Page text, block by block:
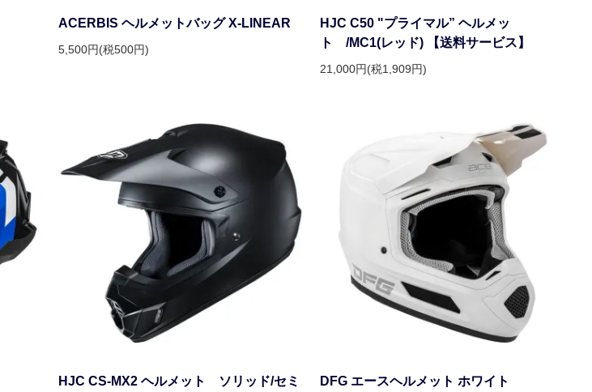
ACERBIS ヘルメットバッグ X-LINEAR
5,500円(税500円)
HJC C50 "プライマル” ヘルメッ
ト /MC1(レッド) 【送料サービス】
21,000円(税1,909円)
HJC CS-MX2 ヘルメット ソリッド/セミ
DFG エースヘルメット ホワイト